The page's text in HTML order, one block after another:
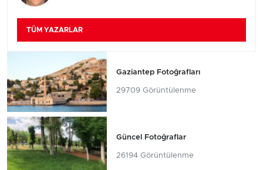
TÜM YAZARLAR
Gaziantep Fotoğrafları
29709 Görüntülenme
Güncel Fotoğraflar
26194 Görüntülenme